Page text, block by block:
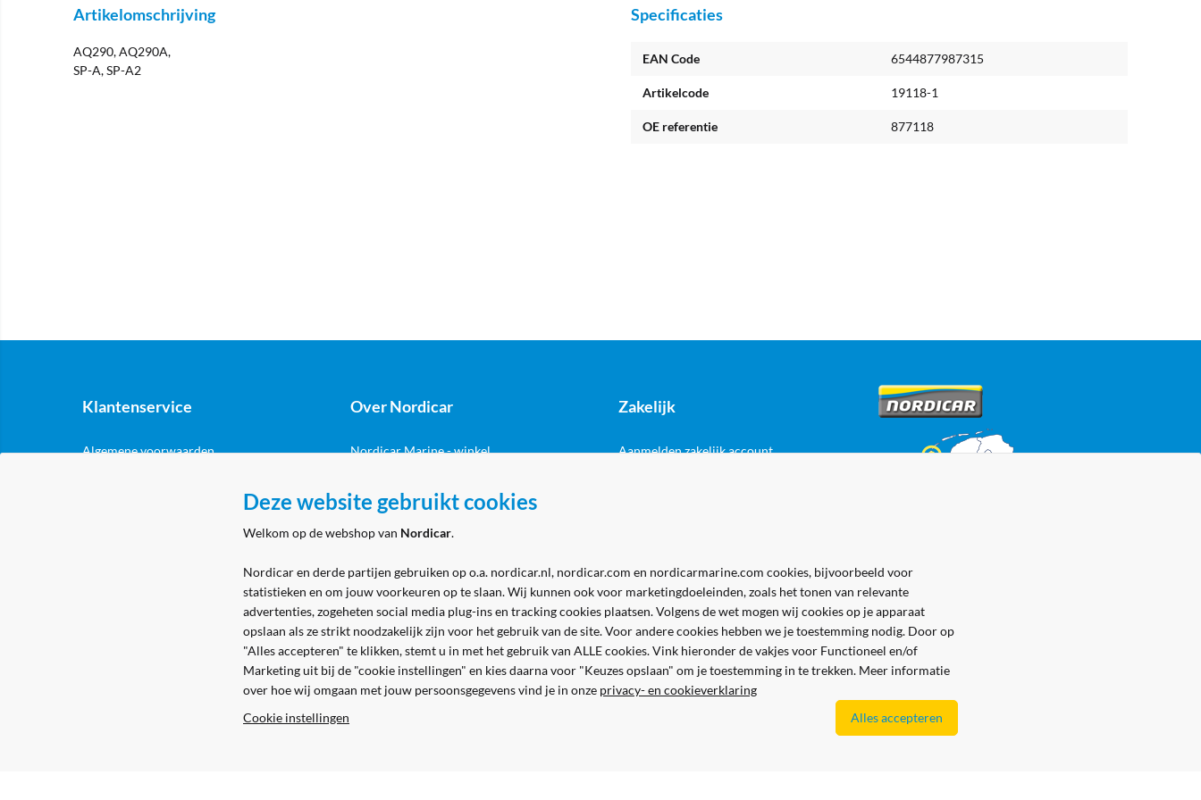
Artikelomschrijving
AQ290, AQ290A,
SP-A, SP-A2
Specificaties
EAN Code 6544877987315
Artikelcode 19118-1
OE referentie 877118
Klantenservice
Algemene voorwaarden
Over Nordicar
Nordicar Marine - winkel
Locatie & contact
Zakelijk
Aanmelden zakelijk account
Veilig en gemakkelijk betalen
Deze website gebruikt cookies
Welkom op de webshop van Nordicar.
Nordicar en derde partijen gebruiken op o.a. nordicar.nl, nordicar.com en nordicarmarine.com cookies, bijvoorbeeld voor
statistieken en om jouw voorkeuren op te slaan. Wij kunnen ook voor marketingdoeleinden, zoals het tonen van relevante
advertenties, zogeheten social media plug-ins en tracking cookies plaatsen. Volgens de wet mogen wij cookies op je apparaat
opslaan als ze strikt noodzakelijk zijn voor het gebruik van de site. Voor andere cookies hebben we je toestemming nodig. Door op
"Alles accepteren" te klikken, stemt u in met het gebruik van ALLE cookies. Vink hieronder de vakjes voor Functioneel en/of
Marketing uit bij de "cookie instellingen" en kies daarna voor "Keuzes opslaan" om je toestemming in te trekken. Meer informatie
over hoe wij omgaan met jouw persoonsgegevens vind je in onze privacy- en cookieverklaring
Cookie instellingen
Alles accepteren